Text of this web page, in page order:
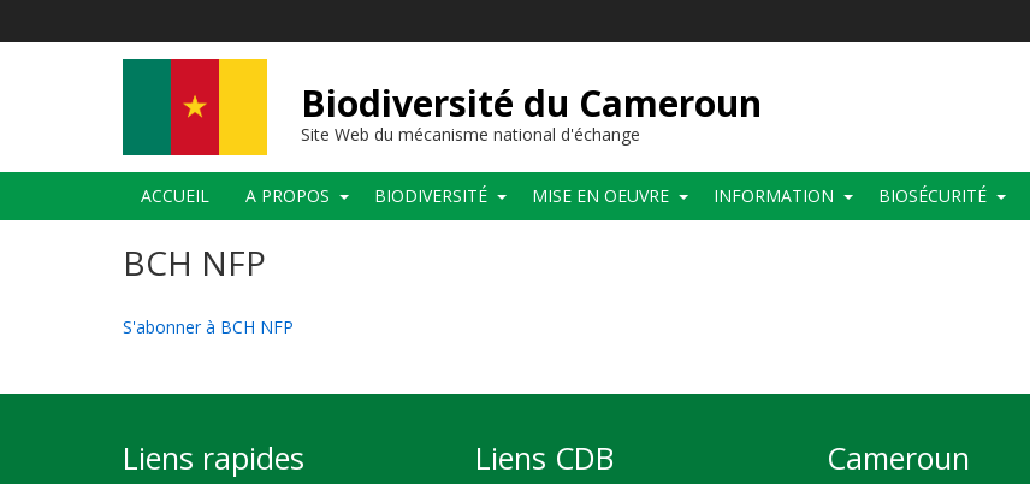
Biodiversité du Cameroun
Site Web du mécanisme national d'échange
Main
navigation
ACCUEIL A PROPOS BIODIVERSITÉ MISE EN OEUVRE INFORMATION BIOSÉCURITÉ
BCH NFP
S'abonner à BCH NFP
Liens rapides Liens CDB Cameroun